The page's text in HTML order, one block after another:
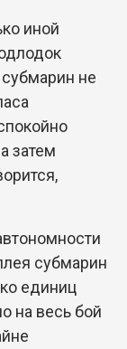
иной
не
затем
субмарин
единиц
на весь бой